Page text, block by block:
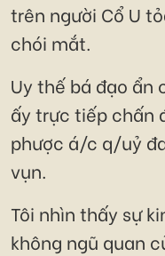
trên người Cổ U
chói mắt.
Uy thế bá đạo ẩn
ấy trực tiếp chấn
phược á/c q/uỷ
vụn.
Tôi nhìn thấy sự
không ngũ quan